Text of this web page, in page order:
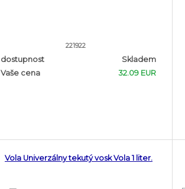
221922
dostupnost
Skladem
Vaše cena
32.09 EUR
Vola Univerzálny tekutý vosk Vola 1 liter.